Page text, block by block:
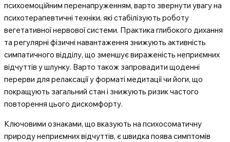
психоемоційним перенапруженням, варто звернути увагу на
психотерапевтичні техніки, які стабілізують роботу
вегетативної нервової системи. Практика глибокого дихання
та регулярні фізичні навантаження знижують активність
симпатичного відділу, що зменшує вираженість неприємних
відчуттів у шлунку. Варто також запровадити щоденні
перерви для релаксації у форматі медитації чи йоги, що
покращують загальний стан і знижують ризик частого
повторення цього дискомфорту.
Ключовими ознаками, що вказують на психосоматичну
природу неприємних відчуттів, є швидка поява симптомів